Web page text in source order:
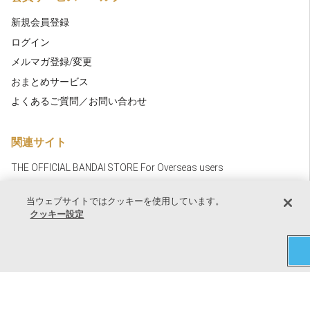
新規会員登録
ログイン
メルマガ登録/変更
おまとめサービス
よくあるご質問／お問い合わせ
関連サイト
THE OFFICIAL BANDAI STORE For Overseas users
個人情報及び特定個人情報等の取扱いに関する方針
当ウェブサイトではクッキーを使用しています。
クッキー設定